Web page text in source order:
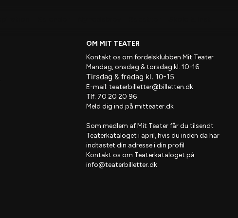
OM MIT TEATER
Kontakt os om fordelsklubben Mit Teater
Mandag, onsdag & torsdag kl. 10-16
Tirsdag & fredag kl. 10-15
E-mail: teaterbilletter@billetten.dk
Tlf. 70 20 20 96
Meld dig ind på mitteater.dk
Som medlem afMit Teaterfår du tilsendt
Teaterkataloget i april, hvis du inden da har
indtastet din adresse i din profil
Kontakt os om Teaterkataloget på
info@teaterbilletter.dk